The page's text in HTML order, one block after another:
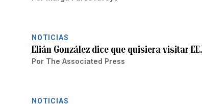
NOTICIAS
Elián González dice que quisiera visitar
Por The Associated Press
NOTICIAS